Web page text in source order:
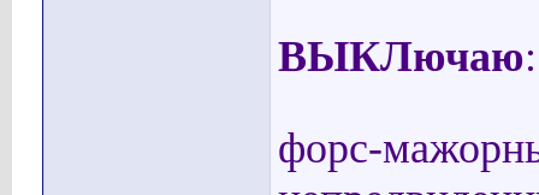
ВЫКЛючаю:
форс-